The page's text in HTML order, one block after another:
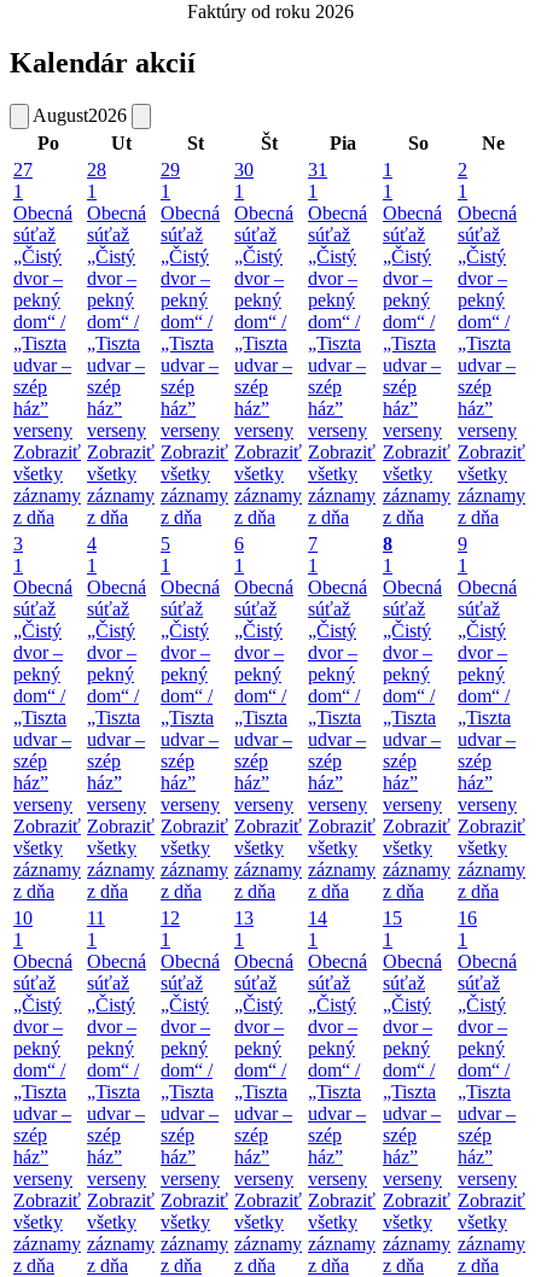
Faktúry od roku 2026
Kalendár akcií
August2026
Po
Ut St Št Pia So
Ne
27
1
Obecná
súťaž
„Čistý
dvor –
pekný
dom“ /
„Tiszta
udvar –
szép
ház”
verseny
Zobraziť
všetky
záznamy
z dňa
28
1
Obecná
súťaž
„Čistý
dvor –
pekný
dom“ /
„Tiszta
udvar –
szép
ház”
verseny
Zobraziť
všetky
záznamy
z dňa
29
1
Obecná
súťaž
„Čistý
dvor –
pekný
dom“ /
„Tiszta
udvar –
szép
ház”
verseny
Zobraziť
všetky
záznamy
z dňa
30
1
Obecná
súťaž
„Čistý
dvor –
pekný
dom“ /
„Tiszta
udvar –
szép
ház”
verseny
Zobraziť
všetky
záznamy
z dňa
31
1
Obecná
súťaž
„Čistý
dvor –
pekný
dom“ /
„Tiszta
udvar –
szép
ház”
verseny
Zobraziť
všetky
záznamy
z dňa
1
1
Obecná
súťaž
„Čistý
dvor –
pekný
dom“ /
„Tiszta
udvar –
szép
ház”
verseny
Zobraziť
všetky
záznamy
z dňa
2
1
Obecná
súťaž
„Čistý
dvor –
pekný
dom“ /
„Tiszta
udvar –
szép
ház”
verseny
Zobraziť
všetky
záznamy
z dňa
3
1
Obecná
súťaž
„Čistý
dvor –
pekný
dom“ /
„Tiszta
udvar –
szép
ház”
verseny
Zobraziť
všetky
záznamy
z dňa
4
1
Obecná
súťaž
„Čistý
dvor –
pekný
dom“ /
„Tiszta
udvar –
szép
ház”
verseny
Zobraziť
všetky
záznamy
z dňa
5
1
Obecná
súťaž
„Čistý
dvor –
pekný
dom“ /
„Tiszta
udvar –
szép
ház”
verseny
Zobraziť
všetky
záznamy
z dňa
6
1
Obecná
súťaž
„Čistý
dvor –
pekný
dom“ /
„Tiszta
udvar –
szép
ház”
verseny
Zobraziť
všetky
záznamy
z dňa
7
1
Obecná
súťaž
„Čistý
dvor –
pekný
dom“ /
„Tiszta
udvar –
szép
ház”
verseny
Zobraziť
všetky
záznamy
z dňa
8
1
Obecná
súťaž
„Čistý
dvor –
pekný
dom“ /
„Tiszta
udvar –
szép
ház”
verseny
Zobraziť
všetky
záznamy
z dňa
9
1
Obecná
súťaž
„Čistý
dvor –
pekný
dom“ /
„Tiszta
udvar –
szép
ház”
verseny
Zobraziť
všetky
záznamy
z dňa
10
1
Obecná
súťaž
„Čistý
dvor –
pekný
dom“ /
„Tiszta
udvar –
szép
ház”
verseny
Zobraziť
všetky
záznamy
z dňa
11
1
Obecná
súťaž
„Čistý
dvor –
pekný
dom“ /
„Tiszta
udvar –
szép
ház”
verseny
Zobraziť
všetky
záznamy
z dňa
12
1
Obecná
súťaž
„Čistý
dvor –
pekný
dom“ /
„Tiszta
udvar –
szép
ház”
verseny
Zobraziť
všetky
záznamy
z dňa
13
1
Obecná
súťaž
„Čistý
dvor –
pekný
dom“ /
„Tiszta
udvar –
szép
ház”
verseny
Zobraziť
všetky
záznamy
z dňa
14
1
Obecná
súťaž
„Čistý
dvor –
pekný
dom“ /
„Tiszta
udvar –
szép
ház”
verseny
Zobraziť
všetky
záznamy
z dňa
15
1
Obecná
súťaž
„Čistý
dvor –
pekný
dom“ /
„Tiszta
udvar –
szép
ház”
verseny
Zobraziť
všetky
záznamy
z dňa
16
1
Obecná
súťaž
„Čistý
dvor –
pekný
dom“ /
„Tiszta
udvar –
szép
ház”
verseny
Zobraziť
všetky
záznamy
z dňa